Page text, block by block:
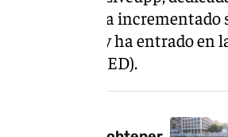
también ha
de Fundalogy y ha entrado
(UTAMED).